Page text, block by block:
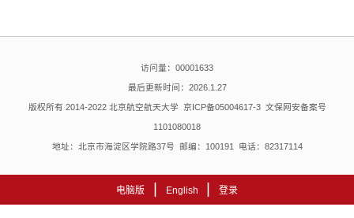
访问量： 00001633
最后更新时间： 2026. 1 27
版权所有 2014-2022 北京航空航天大学 京ICP备05004617-3 文保网安备案号
1101080018
地址：北京市海淀区学院路37号 邮编：100191 电话：82317114
电脑版 English 登录